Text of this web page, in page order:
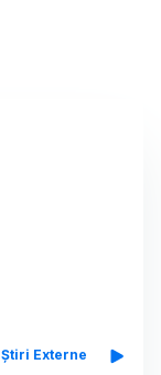
Știri Externe